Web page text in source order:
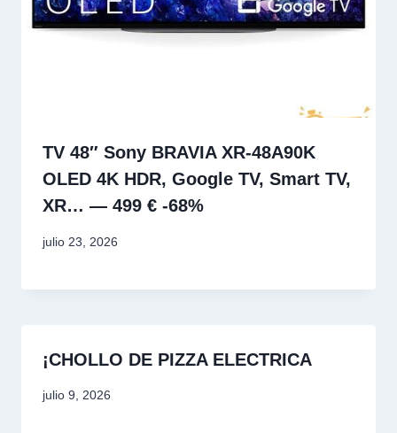
TV 48″ Sony BRAVIA XR-48A90K
OLED 4K HDR, Google TV, Smart TV,
XR… — 499 € -68%
julio 23, 2026
¡CHOLLO DE PIZZA ELECTRICA
julio 9, 2026